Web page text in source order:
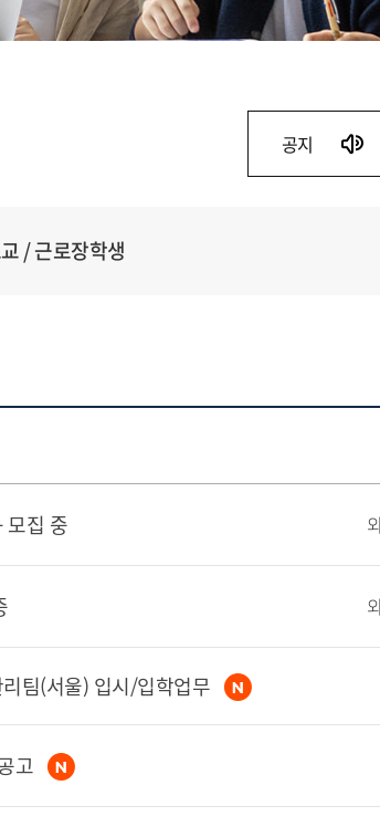
공지
/ 근로장학생
모집 중
팀(서울) 입시/입학업무
고